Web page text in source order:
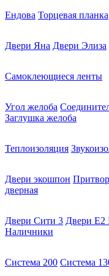
Ендова Торцевая планка
Двери Яна Двери Элиза
Самоклеющиеся ленты
Угол желоба
Заглушка желоба
Теплоизоляция
Двери экошпон
дверная
Двери Сити 3 Двери E2
Наличники
Система 200 Система